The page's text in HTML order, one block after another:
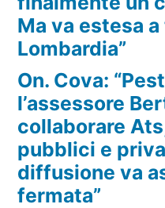
Ma va estesa
Lombardia”
On. Cova:
l’assessore
collaborare
pubblici e
diffusione va
fermata”